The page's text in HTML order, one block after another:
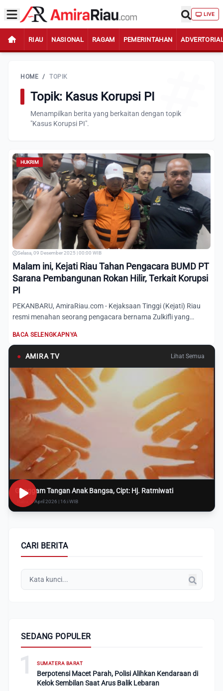
LIVE
RIAU NASIONAL RAGAM PEMERINTAHAN
HOME / TOPIK
Topik: Kasus Korupsi PI
Menampilkan berita yang berkaitan dengan topik
"Kasus Korupsi PI".
HUKRIM
Selasa, 09 Desember 2025 | 00:00 WIB
Malam ini, Kejati Riau Tahan Pengacara BUMD PT
Sarana Pembangunan Rokan Hilir, Terkait Korupsi
PI
PEKANBARU, AmiraRiau.com - Kejaksaan Tinggi (Kejati) Riau
resmi menahan seorang pengacara bernama Zulkifli yang
BACA SELENGKAPNYA
● AMIRA TV Lihat Semua
Genggam Tangan Anak Bangsa, Cipt: Hj. Ratmiwati
Rabu, 8 April 2026 | 16:i WIB
CARI BERITA
SEDANG POPULER
1 SUMATERA BARAT
Berpotensi Macet Parah, Polisi Alihkan Kendaraan di
Kelok Sembilan Saat Arus Balik Lebaran